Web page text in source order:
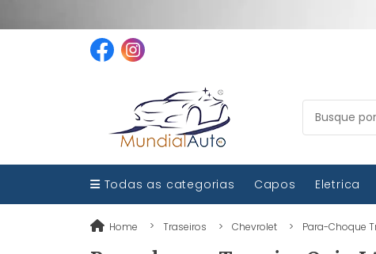
Todas as categorias Capos Eletrica
Home Traseiros Chevrolet Para-Choque